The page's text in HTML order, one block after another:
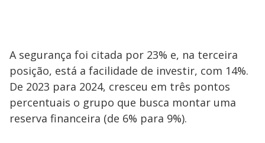
A segurança foi citada por 23% e, na terceira
posição, está a facilidade de investir, com 14%.
De 2023 para 2024, cresceu em três pontos
percentuais o grupo que busca montar uma
reserva financeira (de 6% para 9%).